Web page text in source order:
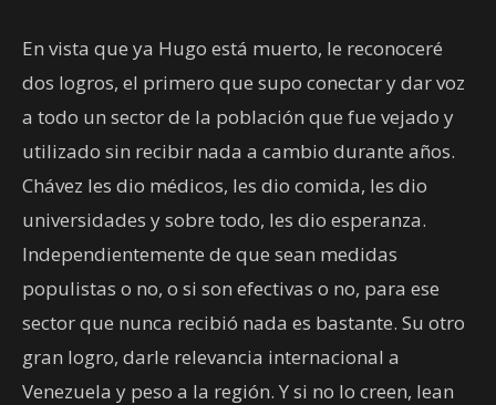
En vista que ya Hugo está muerto, le reconoceré
dos logros, el primero que supo conectar y dar voz
a todo un sector de la población que fue vejado y
utilizado sin recibir nada a cambio durante años.
Chávez les dio médicos, les dio comida, les dio
universidades y sobre todo, les dio esperanza.
Independientemente de que sean medidas
populistas o no, o si son efectivas o no, para ese
sector que nunca recibió nada es bastante. Su otro
gran logro, darle relevancia internacional a
Venezuela y peso a la región. Y si no lo creen, lean